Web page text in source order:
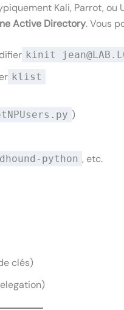
Kali, Parrot, ou
Active Directory. Vous
kinit
klist
)
python , etc.
clés)